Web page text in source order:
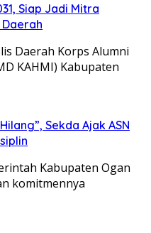
Siap Jadi Mitra
Daerah Korps Alumni
KAHMI) Kabupaten
Sekda Ajak ASN
Kabupaten Ogan
komitmennya